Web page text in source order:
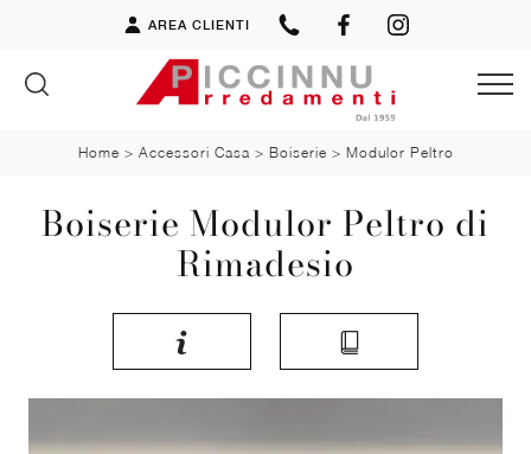
AREA CLIENTI
Home > Accessori Casa > Boiserie > Modulor Peltro
Boiserie Modulor Peltro di
Rimadesio